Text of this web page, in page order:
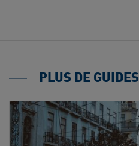
PLUS DE GUIDES